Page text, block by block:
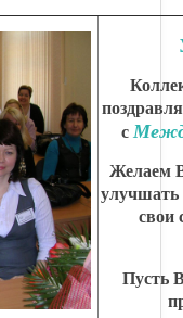
с
Желаем
улучшать
свои
Пусть